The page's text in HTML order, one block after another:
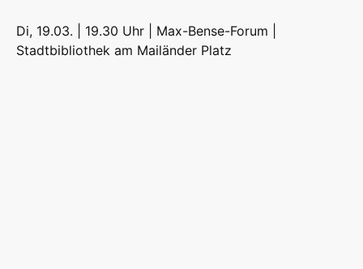
Di, 19.03. | 19.30 Uhr | Max-Bense-Forum |
Stadtbibliothek am Mailänder Platz